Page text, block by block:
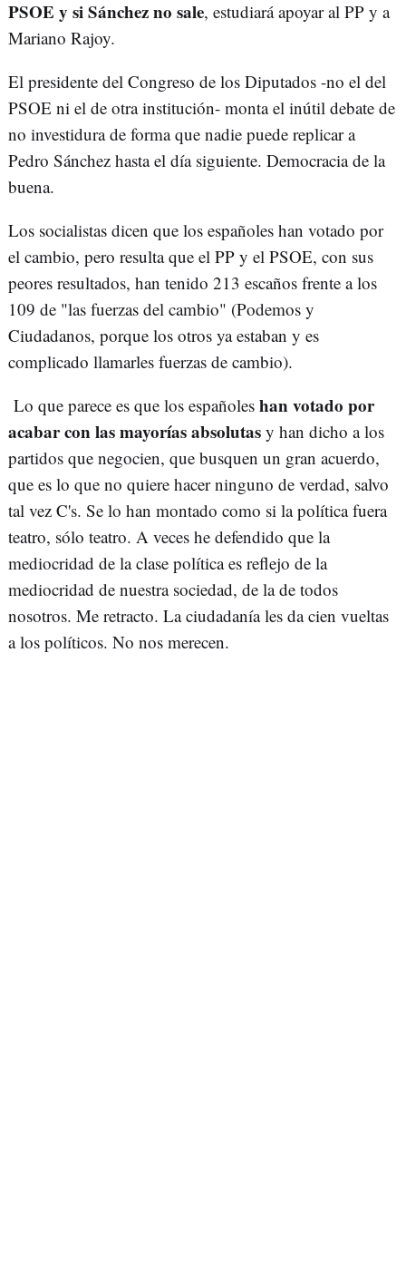
PSOE y si Sánchez no sale, estudiará apoyar al PP y a
Mariano Rajoy.
El presidente del Congreso de los Diputados -no el del
PSOE ni el de otra institución- monta el inútil debate de
no investidura de forma que nadie puede replicar a
Pedro Sánchez hasta el día siguiente. Democracia de la
buena.
Los socialistas dicen que los españoles han votado por
el cambio, pero resulta que el PP y el PSOE, con sus
peores resultados, han tenido 213 escaños frente a los
109 de "las fuerzas del cambio" (Podemos y
Ciudadanos, porque los otros ya estaban y es
complicado llamarles fuerzas de cambio).
Lo que parece es que los españoles han votado por
acabar con las mayorías absolutas y han dicho a los
partidos que negocien, que busquen un gran acuerdo,
que es lo que no quiere hacer ninguno de verdad, salvo
tal vez C's. Se lo han montado como si la política fuera
teatro, sólo teatro. A veces he defendido que la
mediocridad de la clase política es reflejo de la
mediocridad de nuestra sociedad, de la de todos
nosotros. Me retracto. La ciudadanía les da cien vueltas
a los políticos. No nos merecen.